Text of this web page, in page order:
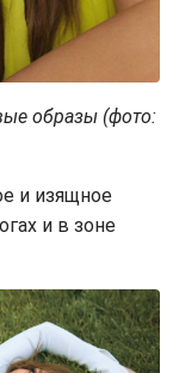
образы (фото:
и изящное
и в зоне